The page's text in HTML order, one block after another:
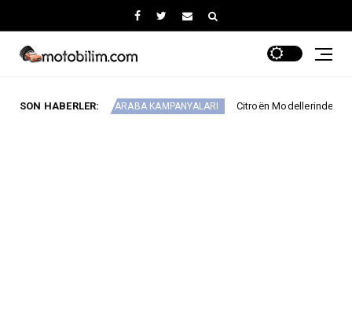
SON HABERLER:
ARABA KAMPANYALARI Citroën Modellerinde Ağustosa Özel